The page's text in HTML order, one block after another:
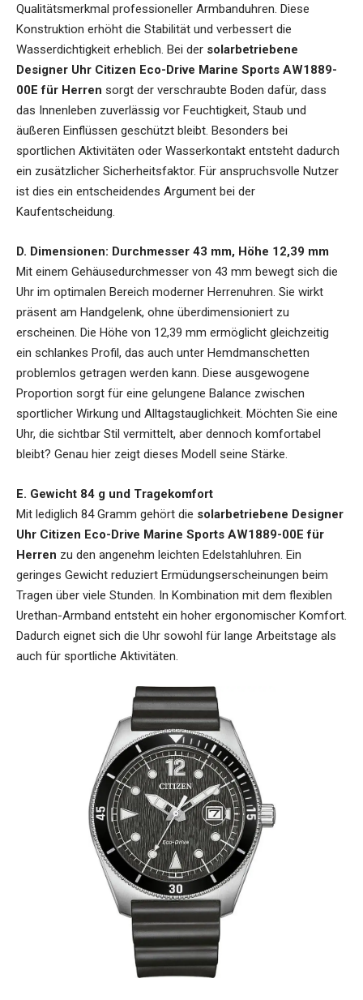
Qualitätsmerkmal professioneller Armbanduhren. Diese
Konstruktion erhöht die Stabilität und verbessert die
Wasserdichtigkeit erheblich. Bei der solarbetriebene
Designer Uhr Citizen Eco-Drive Marine Sports AW1889-
00E für Herren sorgt der verschraubte Boden dafür, dass
das Innenleben zuverlässig vor Feuchtigkeit, Staub und
äußeren Einflüssen geschützt bleibt. Besonders bei
sportlichen Aktivitäten oder Wasserkontakt entsteht dadurch
ein zusätzlicher Sicherheitsfaktor. Für anspruchsvolle Nutzer
ist dies ein entscheidendes Argument bei der
Kaufentscheidung.
D. Dimensionen: Durchmesser 43 mm, Höhe 12,39 mm
Mit einem Gehäusedurchmesser von 43 mm bewegt sich die
Uhr im optimalen Bereich moderner Herrenuhren. Sie wirkt
präsent am Handgelenk, ohne überdimensioniert zu
erscheinen. Die Höhe von 12,39 mm ermöglicht gleichzeitig
ein schlankes Profil, das auch unter Hemdmanschetten
problemlos getragen werden kann. Diese ausgewogene
Proportion sorgt für eine gelungene Balance zwischen
sportlicher Wirkung und Alltagstauglichkeit. Möchten Sie eine
Uhr, die sichtbar Stil vermittelt, aber dennoch komfortabel
bleibt? Genau hier zeigt dieses Modell seine Stärke.
E. Gewicht 84 g und Tragekomfort
Mit lediglich 84 Gramm gehört die solarbetriebene Designer
Uhr Citizen Eco-Drive Marine Sports AW1889-00E für
Herren zu den angenehm leichten Edelstahluhren. Ein
geringes Gewicht reduziert Ermüdungserscheinungen beim
Tragen über viele Stunden. In Kombination mit dem flexiblen
Urethan-Armband entsteht ein hoher ergonomischer Komfort.
Dadurch eignet sich die Uhr sowohl für lange Arbeitstage als
auch für sportliche Aktivitäten.